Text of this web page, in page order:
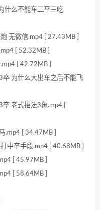
什么不能车二平三吃
无微信.mp4 [ 27.43MB ]
[ 52.32MB ]
[ 42.72MB ]
卒 为什么大出车之后不能飞
老式招法3象.mp4 [
.mp4 [ 34.47MB ]
中卒手段.mp4 [ 40.68MB ]
[ 45.97MB ]
[ 58.64MB ]